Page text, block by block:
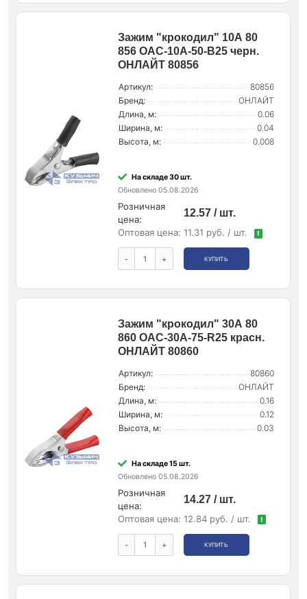
Зажим "крокодил" 10А 80
856 OAC-10A-50-B25 черн.
ОНЛАЙТ 80856
Артикул:
80856
Бренд:
ОНЛАЙТ
Длина, м:
0.06
Ширина, м:
0.04
Высота, м:
0.008
На складе 30 шт.
Обновлено 05.08.2026
Розничная
цена:
12.57 / шт.
Оптовая цена: 11.31 руб. / шт. !
- + КУПИТЬ
Зажим "крокодил" 30А 80
860 OAC-30A-75-R25 красн.
ОНЛАЙТ 80860
Артикул:
80860
Бренд:
ОНЛАЙТ
Длина, м:
0.16
Ширина, м:
0.12
Высота, м:
0.03
На складе 15 шт.
Обновлено 05.08.2026
Розничная
цена:
14.27 / шт.
Оптовая цена: 12.84 руб. / шт. !
- + КУПИТЬ